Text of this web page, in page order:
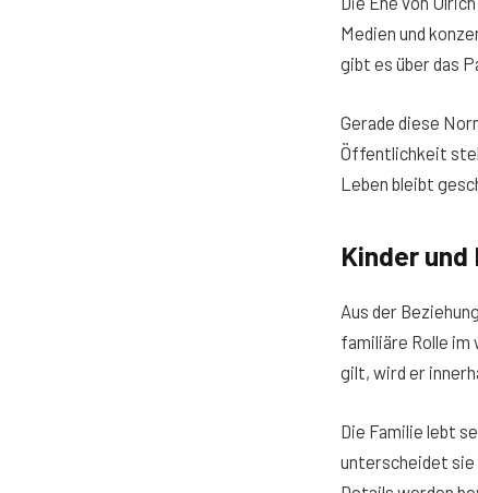
Medien und
gibt es über das
Gerade diese
Öffentlichkeit
Leben bleibt
Kinder und
Aus der
familiäre Rolle im
gilt, wird er
Die Familie lebt
unterscheidet sie